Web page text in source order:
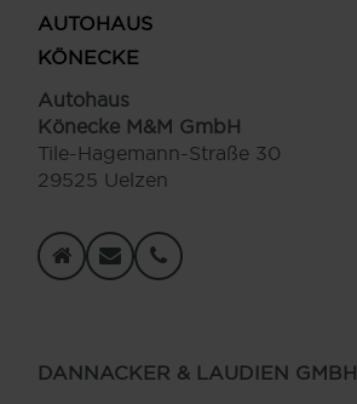
AUTOHAUS
KÖNECKE
Autohaus
Könecke M&M GmbH
Tile-Hagemann-Straße 30
29525 Uelzen
DANNACKER & LAUDIEN GMBH